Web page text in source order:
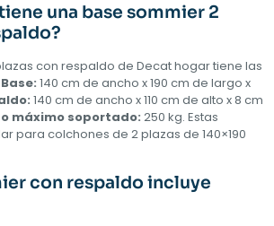
una base sommier 2
con respaldo de Decat hogar tiene las
Base: 140 cm de ancho x 190 cm de largo x
140 cm de ancho x 110 cm de alto x 8 cm
máximo soportado: 250 kg. Estas
para colchones de 2 plazas de 140×190
con respaldo incluye